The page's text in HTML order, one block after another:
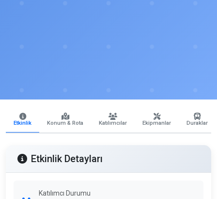
Etkinlik Konum & Rota Katılımcılar Ekipmanlar Duraklar
Etkinlik Detayları
Katılımcı Durumu